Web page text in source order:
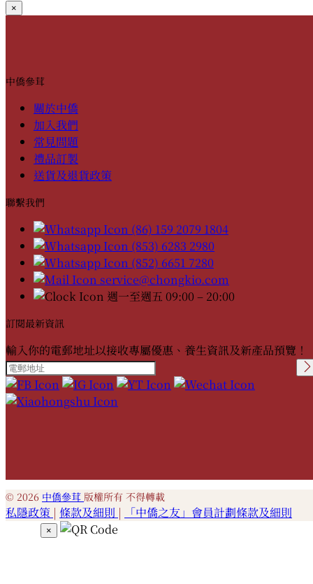
×
中僑參茸
關於中僑
加入我們
常見問題
禮品訂製
送貨及退貨政策
聯繫我們
(86) 159 2079 1804
(853) 6283 2980
(852) 6651 7280
service@chongkio.com
週一至週五 09:00 – 20:00
訂閱最新資訊
輸入你的電郵地址以接收專屬優惠、養生資訊及新產品預覽！
Please leave this field
empty.
© 2026 中僑參茸 版權所有 不得轉載
私隱政策 | 條款及細則 | 「中僑之友」會員計劃條款及細則
×